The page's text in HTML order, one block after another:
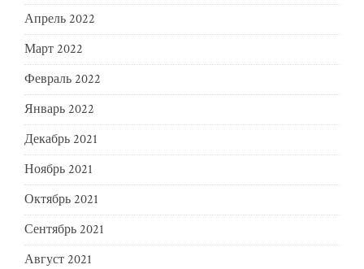
Апрель 2022
Март 2022
Февраль 2022
Январь 2022
Декабрь 2021
Ноябрь 2021
Октябрь 2021
Сентябрь 2021
Август 2021